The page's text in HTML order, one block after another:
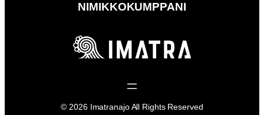
NIMIKKOKUMPPANI
© 2026 Imatranajo All Rights Reserved